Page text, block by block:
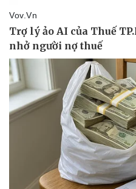
Thể thao
Bóng đá
Lịch thi đấu bóng đá
Thế giới thể thao
eSports
Hậu trường